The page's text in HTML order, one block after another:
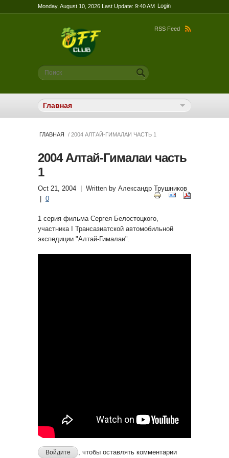
Monday, August 10, 2026 Last Update: 9:40 AM Login
RSS Feed
Форма поиска
Поиск
ГЛАВНАЯ / 2004 АЛТАЙ-ГИМАЛАИ ЧАСТЬ 1
2004 Алтай-Гималаи часть
1
Oct 21, 2004 | Written by Александр Трушников
0
1 серия фильма Сергея Белостоцкого,
участника I Трансазиатской автомобильной
экспедиции "Алтай-Гималаи".
Войдите , чтобы оставлять комментарии